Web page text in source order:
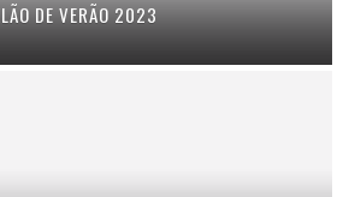
DE VERÃO 2023